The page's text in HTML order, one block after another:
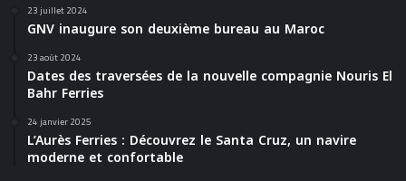
23 juillet 2024
GNV inaugure son deuxième bureau au Maroc
23 août 2024
Dates des traversées de la nouvelle compagnie Nouris El
Bahr Ferries
24 janvier 2025
L’Aurès Ferries : Découvrez le Santa Cruz, un navire
moderne et confortable